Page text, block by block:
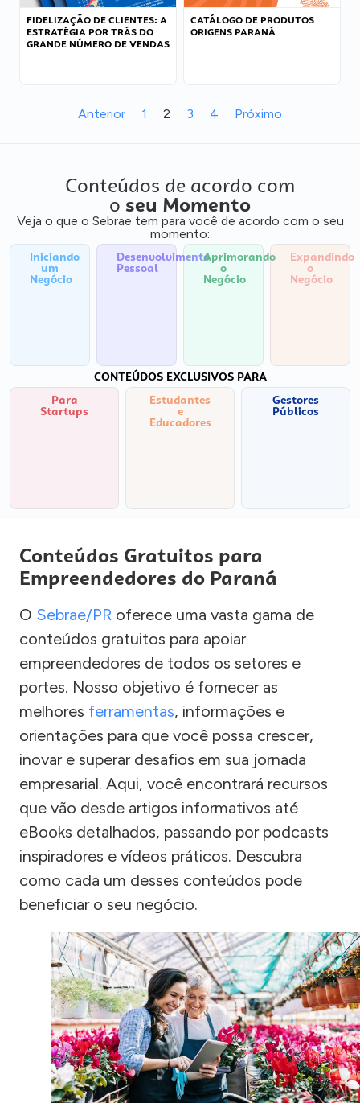
FIDELIZAÇÃO DE CLIENTES: A
ESTRATÉGIA POR TRÁS DO
GRANDE NÚMERO DE VENDAS
CATÁLOGO DE PRODUTOS
ORIGENS PARANÁ
Anterior 1 2 3 4 Próximo
Conteúdos de acordo com
o seu Momento
Veja o que o Sebrae tem para você de acordo com o seu
momento:
Iniciando
um
Negócio
Desenvolvimento
Pessoal
Aprimorando
o
Negócio
Expandindo
o
Negócio
CONTEÚDOS EXCLUSIVOS PARA
Para
Startups
Estudantes
e
Educadores
Gestores
Públicos
Conteúdos Gratuitos para
Empreendedores do Paraná
O Sebrae/PR oferece uma vasta gama de
conteúdos gratuitos para apoiar
empreendedores de todos os setores e
portes. Nosso objetivo é fornecer as
melhores ferramentas, informações e
orientações para que você possa crescer,
inovar e superar desafios em sua jornada
empresarial. Aqui, você encontrará recursos
que vão desde artigos informativos até
eBooks detalhados, passando por podcasts
inspiradores e vídeos práticos. Descubra
como cada um desses conteúdos pode
beneficiar o seu negócio.